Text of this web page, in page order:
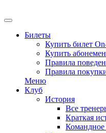
Билеты
Купить билет
Купить
Правила
Правила
Меню
Клуб
История
Все
Краткая
Командное